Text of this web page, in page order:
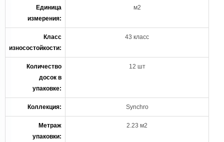
Единица
измерения:
м2
Класс
износостойкости:
43 класс
Количество
досок в
упаковке:
12 шт
Коллекция: Synchro
Метраж
упаковки:
2.23 м2